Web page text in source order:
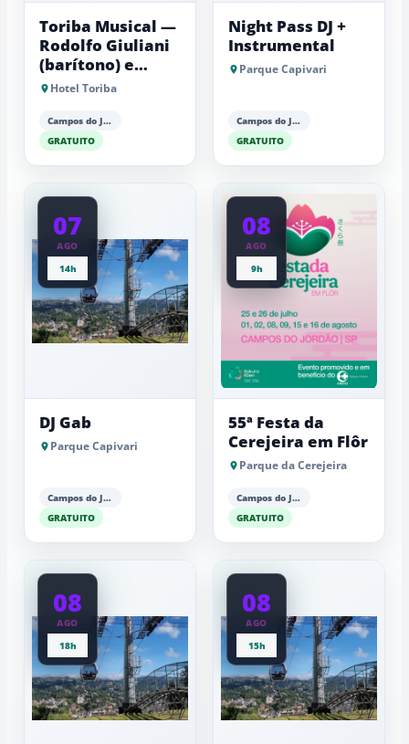
Toriba Musical —
Rodolfo Giuliani
(barítono) e
Antonio Luiz
Hotel Toriba
Campos do Jordão
GRATUITO
Night Pass DJ +
Instrumental
Parque Capivari
Campos do Jordão
GRATUITO
07
AGO
14h
DJ Gab
Parque Capivari
Campos do Jordão
GRATUITO
08
AGO
9h
55ª Festa da
Cerejeira em Flôr
Parque da Cerejeira
Campos do Jordão
GRATUITO
08
AGO
18h
08
AGO
15h